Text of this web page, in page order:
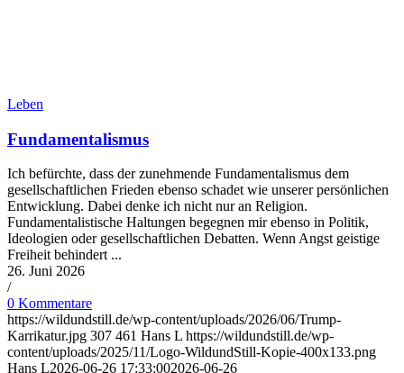
Leben
Fundamentalismus
Ich befürchte, dass der zunehmende Fundamentalismus dem
gesellschaftlichen Frieden ebenso schadet wie unserer persönlichen
Entwicklung. Dabei denke ich nicht nur an Religion.
Fundamentalistische Haltungen begegnen mir ebenso in Politik,
Ideologien oder gesellschaftlichen Debatten. Wenn Angst geistige
Freiheit behindert ...
26. Juni 2026
/
0 Kommentare
https://wildundstill.de/wp-content/uploads/2026/06/Trump-
Karrikatur.jpg 307 461 Hans L https://wildundstill.de/wp-
content/uploads/2025/11/Logo-WildundStill-Kopie-400x133.png
Hans L2026-06-26 17:33:002026-06-26